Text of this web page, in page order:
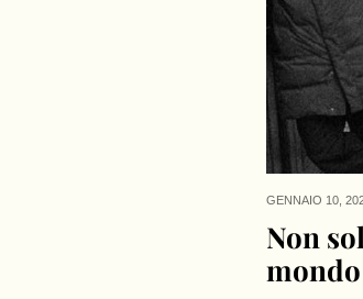
GENNAIO 10,
Non
mondo